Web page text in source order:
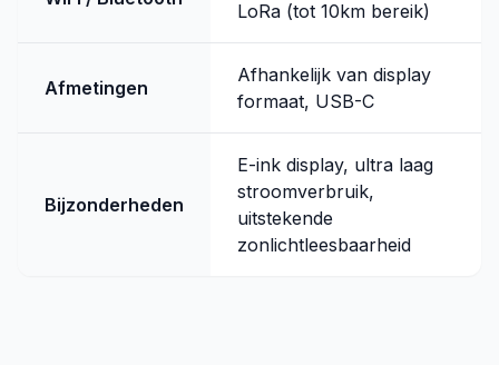
LoRa (tot 10km bereik)
Afmetingen
Afhankelijk van display
formaat, USB-C
Bijzonderheden
E-ink display, ultra laag
stroomverbruik,
uitstekende
zonlichtleesbaarheid